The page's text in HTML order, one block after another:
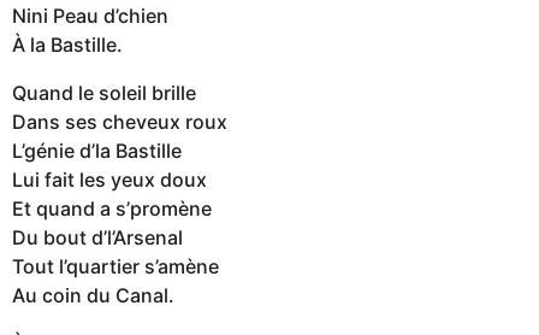
Nini Peau d’chien
À la Bastille.
Quand le soleil brille
Dans ses cheveux roux
L’génie d’la Bastille
Lui fait les yeux doux
Et quand a s’promène
Du bout d’l’Arsenal
Tout l’quartier s’amène
Au coin du Canal.